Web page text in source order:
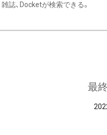
雑誌、Docketが検索できる。
最